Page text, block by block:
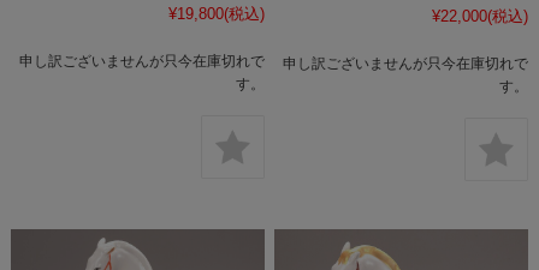
¥19,800(税込)
申し訳ございませんが只今在庫切れで
す。
¥22,000(税込)
申し訳ございませんが只今在庫切れで
す。